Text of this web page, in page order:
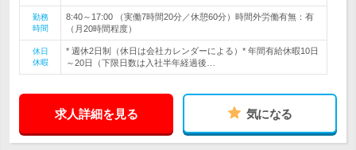
勤務
時間
8:40～17:00 （実働7時間20分／休憩60分）時間外労働有無：有
（月20時間程度）
休日
休暇
* 週休2日制（休日は会社カレンダーによる）* 年間有給休暇10日
～20日（下限日数は入社半年経過後…
求人詳細を見る 気になる